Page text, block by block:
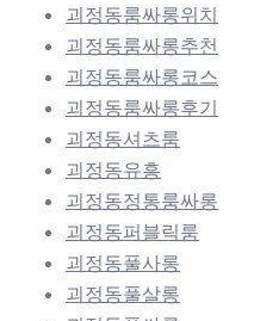
괴정동룸싸롱위치
괴정동룸싸롱추천
괴정동룸싸롱코스
괴정동룸싸롱후기
괴정동셔츠룸
괴정동유흥
괴정동정통룸싸롱
괴정동퍼블릭룸
괴정동풀사롱
괴정동풀살롱